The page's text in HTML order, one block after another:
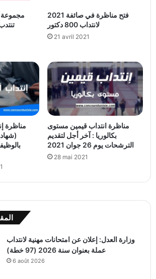
مجموعة
فتح مناظرة في صائفة 2021
لانتداب 800 دكتور
21 avril 2021
مناظرة
مناظرة انتداب قيمين مستوى
بكالوريا : آخر أجل لتقديم
الترشحات يوم 26 جوان 2021
28 mai 2021
وزارة العدل: إعلان عن امتحانات مهنية لانتداب
عملة بعنوان سنة 2026 (97 خطة)
6 août 2026